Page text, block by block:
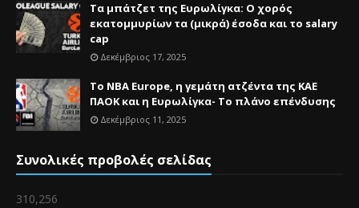
Τα μπάτζετ της Ευρωλίγκα: Ο χορός
εκατομμυρίων τα (μικρά) έσοδα και το salary
cap
Δεκέμβριος 17, 2025
Το NBA Europe, η γεμάτη ατζέντα της ΚΑΕ
ΠΑΟΚ και η Ευρωλίγκα- Το πλάνο επένδυσης
Δεκέμβριος 11, 2025
Συνολικές προβολές σελίδας
310,256